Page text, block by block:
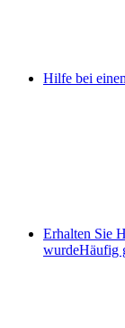
Hilfe bei
Erhalten Sie
wurdeHäufig